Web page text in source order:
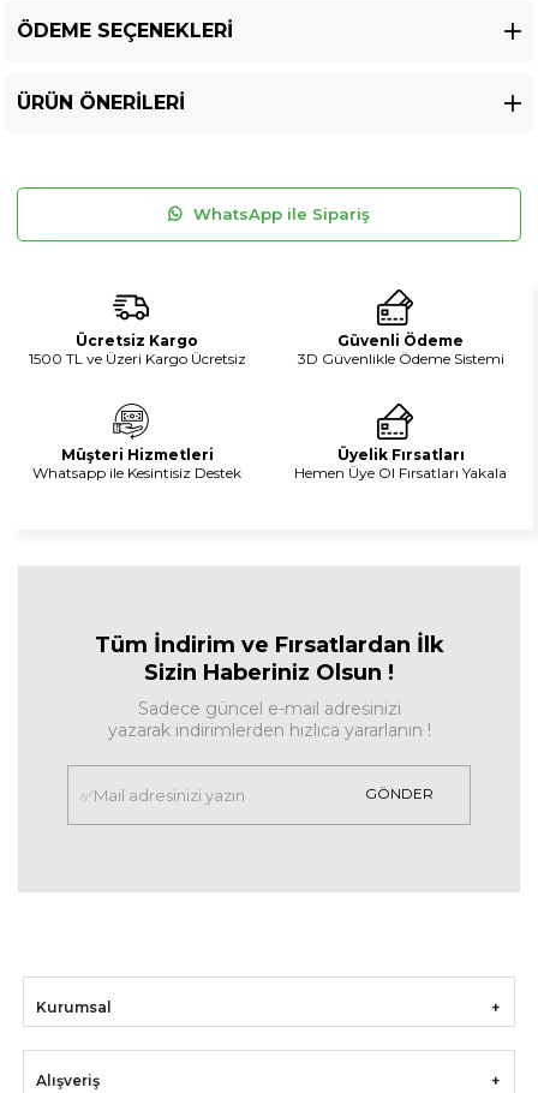
ÖDEME SEÇENEKLERI
ÜRÜN ÖNERILERI
WhatsApp ile Sipariş
Ücretsiz Kargo
1500 TL ve Üzeri Kargo Ücretsiz
Güvenli Ödeme
3D Güvenlikle Ödeme Sistemi
Müşteri Hizmetleri
Whatsapp ile Kesintisiz Destek
Üyelik Fırsatları
Hemen Üye Ol Fırsatları Yakala
Tüm İndirim ve Fırsatlardan İlk
Sizin Haberiniz Olsun !
Sadece güncel e-mail adresinizi
yazarak indirimlerden hızlıca yararlanın !
GÖNDER
Kurumsal
Alışveriş